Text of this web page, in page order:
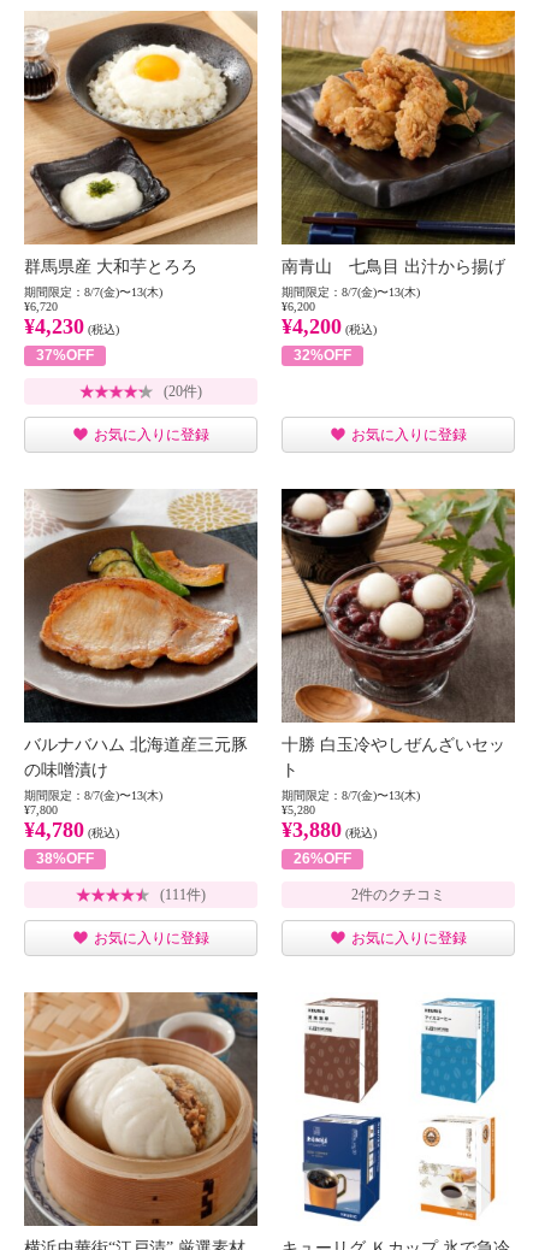
群馬県産 大和芋とろろ
期間限定：8/7(金)〜13(木)
¥6,720
¥4,230 (税込)
37%OFF
(20件)
お気に入りに登録
南青山 七鳥目 出汁から揚げ
期間限定：8/7(金)〜13(木)
¥6,200
¥4,200 (税込)
32%OFF
お気に入りに登録
バルナバハム 北海道産三元豚
の味噌漬け
期間限定：8/7(金)〜13(木)
¥7,800
¥4,780 (税込)
38%OFF
(111件)
お気に入りに登録
十勝 白玉冷やしぜんざいセッ
ト
期間限定：8/7(金)〜13(木)
¥5,280
¥3,880 (税込)
26%OFF
2件のクチコミ
お気に入りに登録